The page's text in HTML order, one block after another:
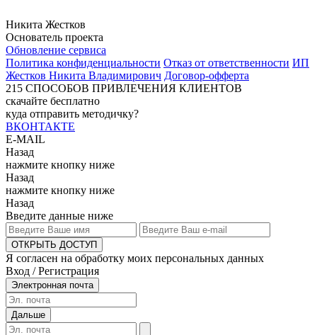
Никита Жестков
Основатель проекта
Обновление сервиса
Политика конфиденциальности Отказ от ответственности ИП
Жестков Никита Владимирович Договор-офферта
215 СПОСОБОВ ПРИВЛЕЧЕНИЯ КЛИЕНТОВ
скачайте бесплатно
куда отправить методичку?
ВКОНТАКТЕ
E-MAIL
Назад
нажмите кнопку ниже
Назад
нажмите кнопку ниже
Назад
Введите данные ниже
ОТКРЫТЬ ДОСТУП
Я согласен на обработку моих персональных данных
Вход / Регистрация
Электронная почта
Дальше